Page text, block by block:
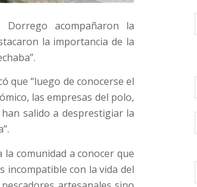
Dorrego acompañaron la
la importancia de la
que “luego de conocerse el
las empresas del polo,
salido a desprestigiar la
la comunidad a conocer que
incompatible con la vida del